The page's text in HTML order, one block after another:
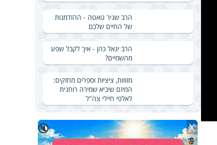
הרב שניר גואטה - ההזדמנות
של החיים שלכם
הרב יגאל כהן - איך לקבל שפע
מהשמיים?
מזוזות, ציציות וספרים מחזקים:
המיזם שיביא שמירה רוחנית
לאלפי חיילי צה"ל
🔇 X